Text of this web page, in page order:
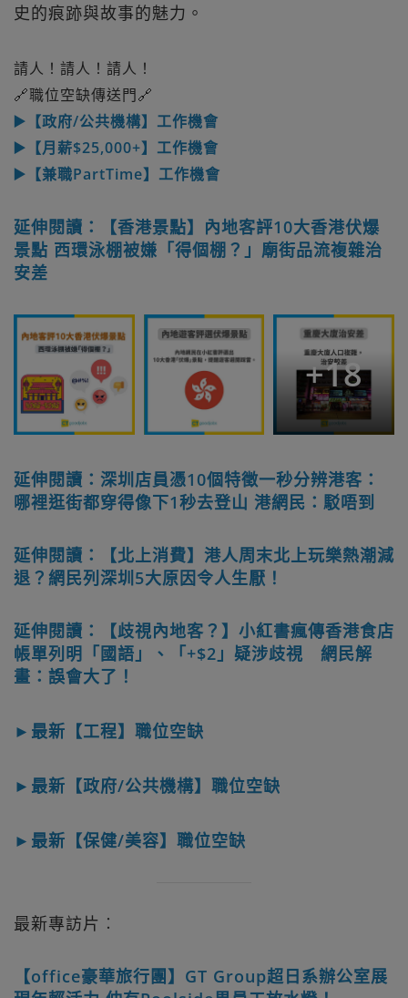
史的痕跡與故事的魅力。
請人！請人！請人！
🔗職位空缺傳送門🔗
▶️【政府/公共機構】工作機會
▶️【月薪$25,000+】工作機會
▶️【兼職PartTime】工作機會
延伸閱讀：【香港景點】內地客評10大香港伏爆
景點 西環泳棚被嫌「得個棚？」廟街品流複雜治
安差
+18
延伸閱讀：深圳店員憑10個特徵一秒分辨港客：
哪裡逛街都穿得像下1秒去登山 港網民：駁唔到
延伸閱讀：【北上消費】港人周末北上玩樂熱潮減
退？網民列深圳5大原因令人生厭！
延伸閱讀：【歧視內地客？】小紅書瘋傳香港食店
帳單列明「國語」、「+$2」疑涉歧視 網民解
畫：誤會大了！
►最新【工程】職位空缺
►最新【政府/公共機構】職位空缺
►最新【保健/美容】職位空缺
最新專訪片︰
【office豪華旅行團】GT Group超日系辦公室展